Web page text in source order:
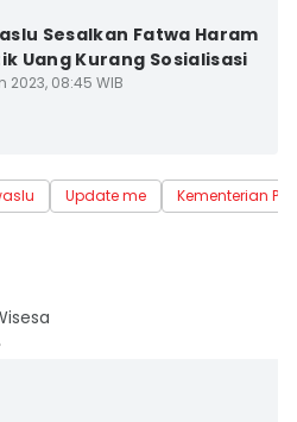
Sesalkan Fatwa Haram
Uang Kurang Sosialisasi
2023, 08:45 WIB
Update me
Kementerian